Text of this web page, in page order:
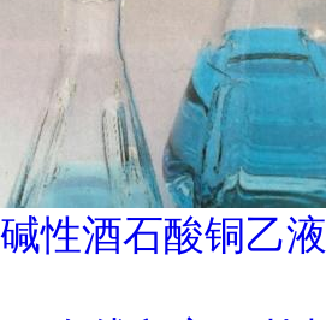
碱性酒石酸铜乙液